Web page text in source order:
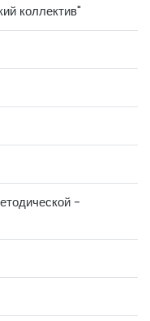
коллектив"
-